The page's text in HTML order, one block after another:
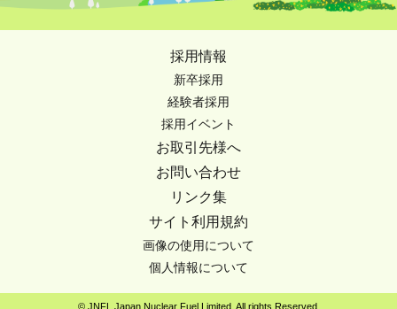
採用情報
新卒採用
経験者採用
採用イベント
お取引先様へ
お問い合わせ
リンク集
サイト利用規約
画像の使用について
個人情報について
© JNFL Japan Nuclear Fuel Limited. All rights Reserved.